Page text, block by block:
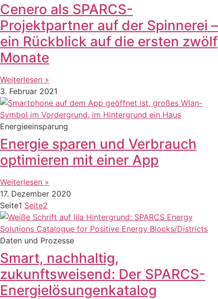
Cenero als SPARCS-
Projektpartner auf der Spinnerei –
ein Rückblick auf die ersten zwölf
Monate
Weiterlesen »
3. Februar 2021
Energieeinsparung
Energie sparen und Verbrauch
optimieren mit einer App
Weiterlesen »
17. Dezember 2020
Seite1 Seite2
Daten und Prozesse
Smart, nachhaltig,
zukunftsweisend: Der SPARCS-
Energielösungenkatalog